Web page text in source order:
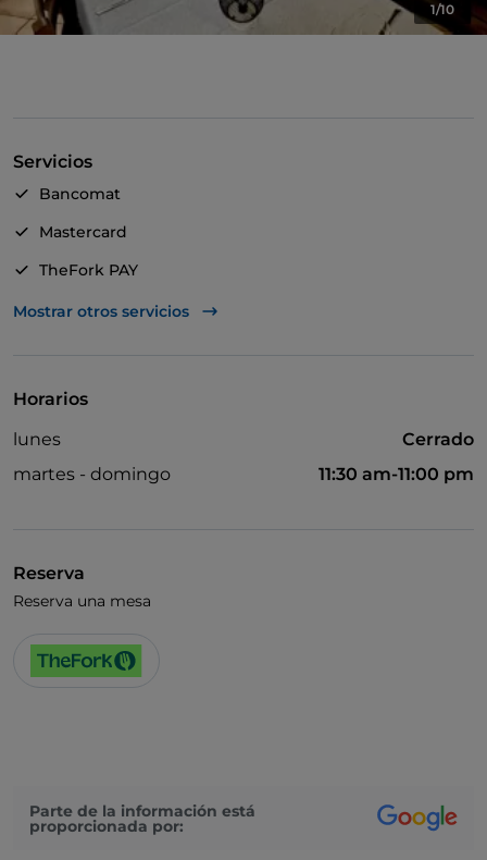
1/10
Servicios
Bancomat
Mastercard
TheFork PAY
UnionPay via TheFork PAY
Mostrar otros servicios
Horarios
lunes
Cerrado
martes - domingo
11:30 am-11:00 pm
Reserva
Reserva una mesa
Parte de la información está
proporcionada por: